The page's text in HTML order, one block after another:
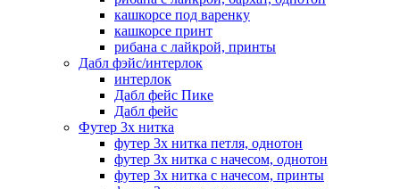
кашкорсе под варенку
кашкорсе принт
рибана с лайкрой, принты
Дабл фэйс/интерлок
интерлок
Дабл фейс Пике
Дабл фейс
Футер 3х нитка
футер 3х нитка петля, однотон
футер 3х нитка с начесом, однотон
футер 3х нитка с начесом, принты